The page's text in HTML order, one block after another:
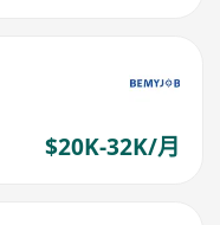
$20K-32K/月